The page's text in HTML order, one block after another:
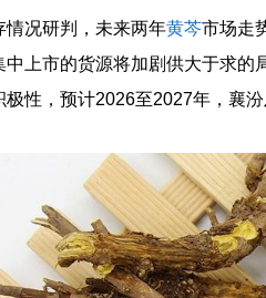
情况研判，未来两年黄芩市场走
中上市的货源将加剧供大于求
性，预计2026至2027年，襄